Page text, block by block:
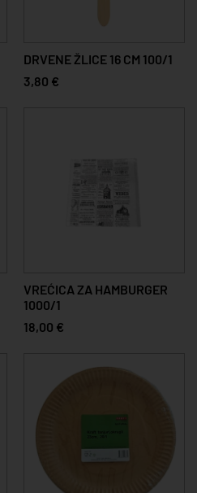
DRVENE ŽLICE 16 CM 100/1
3,80 €
VREĆICA ZA HAMBURGER
1000/1
18,00 €